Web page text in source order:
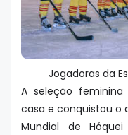
Jogadoras da
A seleção
casa e conquistou o
Mundial de